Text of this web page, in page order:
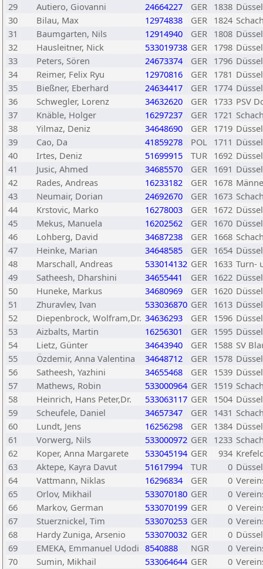
29
Autiero, Giovanni 24664227 GER 1838
30
Bilau, Max 12974838 GER 1824
31
Baumgarten, Nils 12914940 GER 1808
32
Hausleitner, Nick 533019738 GER 1798
33
Peters, Sören 24673374 GER 1796
34
Reimer, Felix Ryu 12970816 GER 1781
35
Bießner, Eberhard 24634417 GER 1774
36
Schwegler, Lorenz 34632620 GER 1733 PSV
37
Knäble, Holger 16297237 GER 1721
38
Yilmaz, Deniz 34648690 GER 1719
39
Cao, Da 41859278 POL 1711
40
Irtes, Deniz 51699915 TUR 1692
41
Jusic, Ahmed 34685570 GER 1691
42
Rades, Andreas 16233182 GER 1678
43
Neumair, Dorian 24692670 GER 1673
44
Krstovic, Marko 16278003 GER 1672
45
Mekus, Manuela 16202562 GER 1670
46
Lohberg, David 34687238 GER 1668
47
Heinke, Marian 34648585 GER 1654
48
Marschall, Andreas 533014132 GER 1633 Turn-
49
Satheesh, Dharshini 34655441 GER 1622
50
Huneke, Markus 34680969 GER 1620
51
Zhuravlev, Ivan 533036870 GER 1613
52
Diepenbrock, Wolfram,Dr. 34636293 GER 1596
53
Aizbalts, Martin 16256301 GER 1595
54
Lietz, Günter 34643940 GER 1588 SV
55
Özdemir, Anna Valentina 34648712 GER 1578
56
Satheesh, Yazhini 34655468 GER 1539
57
Mathews, Robin 533000964 GER 1519
58
Heinrich, Hans Peter,Dr. 533063117 GER 1504
59
Scheufele, Daniel 34657347 GER 1431
60
Lundt, Jens 16256298 GER 1384
61
Vorwerg, Nils 533000972 GER 1233
62
Koper, Anna Margarete 533045194 GER 934
63
Aktepe, Kayra Davut 51617994 TUR 0
64
Vattmann, Niklas 16296834 GER 0
65
Orlov, Mikhail 533070180 GER 0
66
Markov, German 533070199 GER 0
67
Stuerznickel, Tim 533070253 GER 0
68
Hardy Zuniga, Arsenio 533070032 GER 0
69
EMEKA, Emmanuel Udodi 8540888 NGR 0
70
Sumin, Mikhail 533064644 GER 0